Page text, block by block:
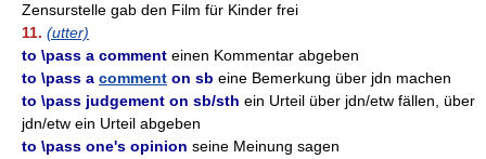
Zensurstelle gab den Film für Kinder frei
11. (utter)
to \pass a comment einen Kommentar abgeben
to \pass a comment on sb eine Bemerkung über jdn machen
to \pass judgement on sb/sth ein Urteil über jdn/etw fällen, über
jdn/etw ein Urteil abgeben
to \pass one's opinion seine Meinung sagen